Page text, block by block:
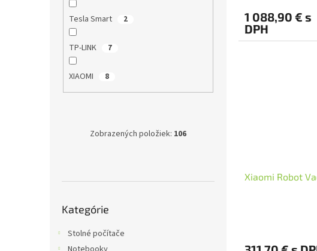
Tesla Smart 2
TP-LINK 7
XIAOMI 8
Zobrazených položiek: 106
kategórie
Kategórie
Stolné počítače
1 088,90 € s
DPH
Xiaomi Robot